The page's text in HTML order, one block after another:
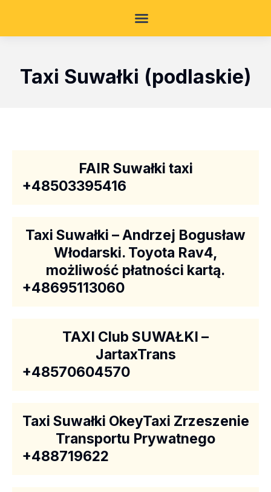
Taxi Suwałki (podlaskie)
FAIR Suwałki taxi
+48503395416
Taxi Suwałki – Andrzej Bogusław
Włodarski. Toyota Rav4,
możliwość płatności kartą.
+48695113060
TAXI Club SUWAŁKI –
JartaxTrans
+48570604570
Taxi Suwałki OkeyTaxi Zrzeszenie
Transportu Prywatnego
+488719622